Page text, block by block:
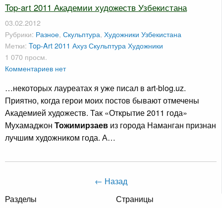
Top-art 2011 Академии художеств Узбекистана
03.02.2012
Рубрики: Разное, Скульптура, Художники Узбекистана
Метки: Top-Art 2011 АхузСкульптура Художники
1 070 просм.
Комментариев нет
…некоторых лауреатах я уже писал в art-blog.uz.
Приятно, когда герои моих постов бывают отмечены
Академией художеств. Так «Открытие 2011 года»
Мухамаджон Тожимирзаев из города Наманган признан
лучшим художником года. А…
← Назад
Разделы
Страницы